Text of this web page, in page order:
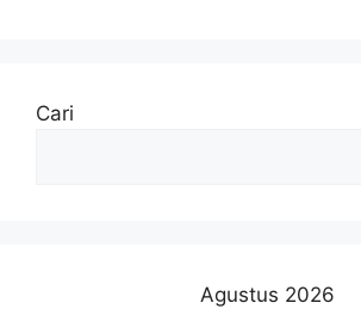
Cari
Agustus 2026